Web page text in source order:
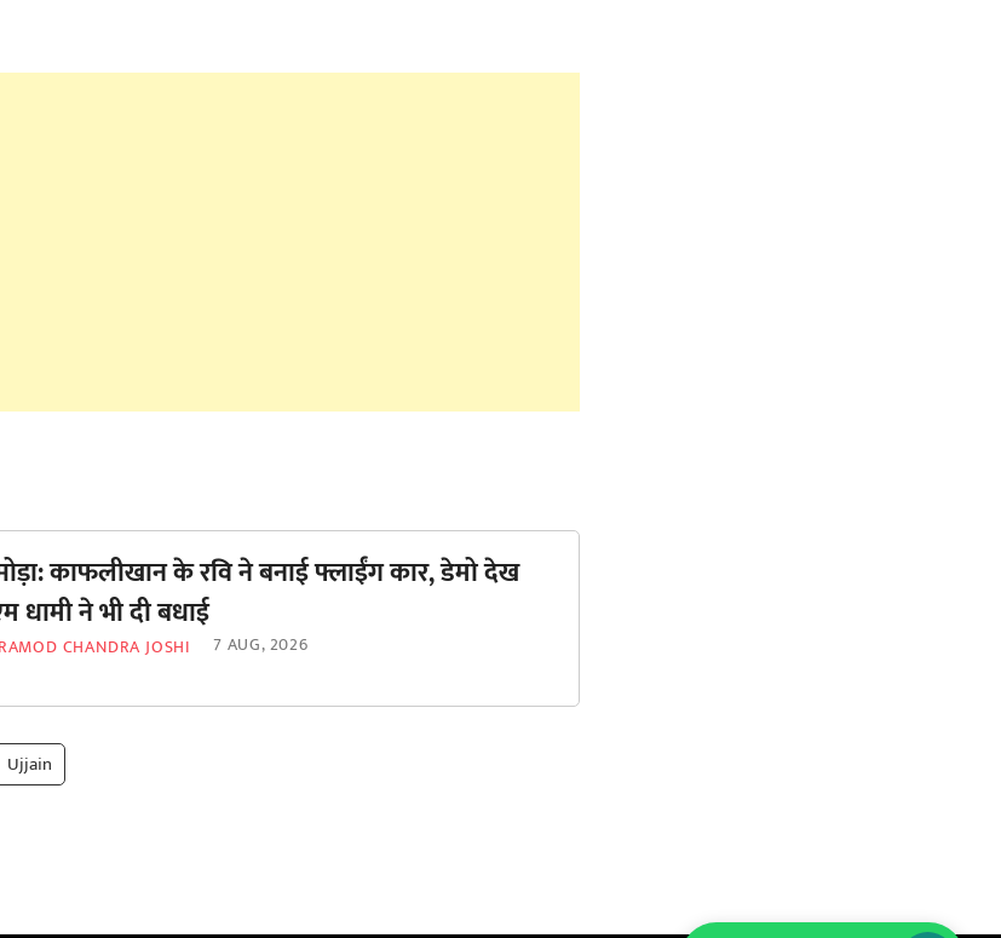
काफलीखान के रवि ने बनाई फ्लाईंग कार, डेमो देख
धामी ने भी दी बधाई
CHANDRA JOSHI 7 AUG, 2026
Ujjain